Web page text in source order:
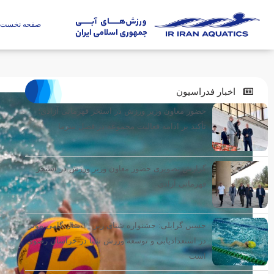
صفحه نخست
اخبار فدراسیون
حضور معاون وزیر ورزش در استخر قهرمانی آزادی؛
تأکید بر ادامه فعالیت مجموعه در فصل سرما
گزارش تصویری حضور معاون وزیر ورزش در استخر
قهرمانی آزادی
حسین گرایلی: جشنواره شنای زیر ۱۰ سال گامی مؤثر
در استعدادیابی و توسعه ورزش شنا در خراسان رضوی
است